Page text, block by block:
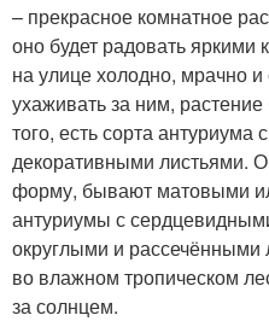
– прекрасное комнатное
оно будет радовать яркими
на улице холодно, мрачно
ухаживать за ним,
того, есть сорта антуриума
декоративными листьями.
форму, бывают матовыми
антуриумы с
округлыми и рассечёнными
во влажном тропическом
за солнцем.